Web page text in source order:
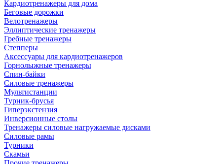
Кардиотренажеры для дома
Беговые дорожки
Велотренажеры
Эллиптические тренажеры
Гребные тренажеры
Степперы
Аксессуары для кардиотренажеров
Горнолыжные тренажеры
Спин-байки
Силовые тренажеры
Мультистанции
Турник-брусья
Гиперэкстензия
Инверсионные столы
Тренажеры силовые нагружаемые дисками
Силовые рамы
Турники
Скамьи